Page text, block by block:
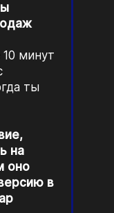
минут
ты
на
оно
в